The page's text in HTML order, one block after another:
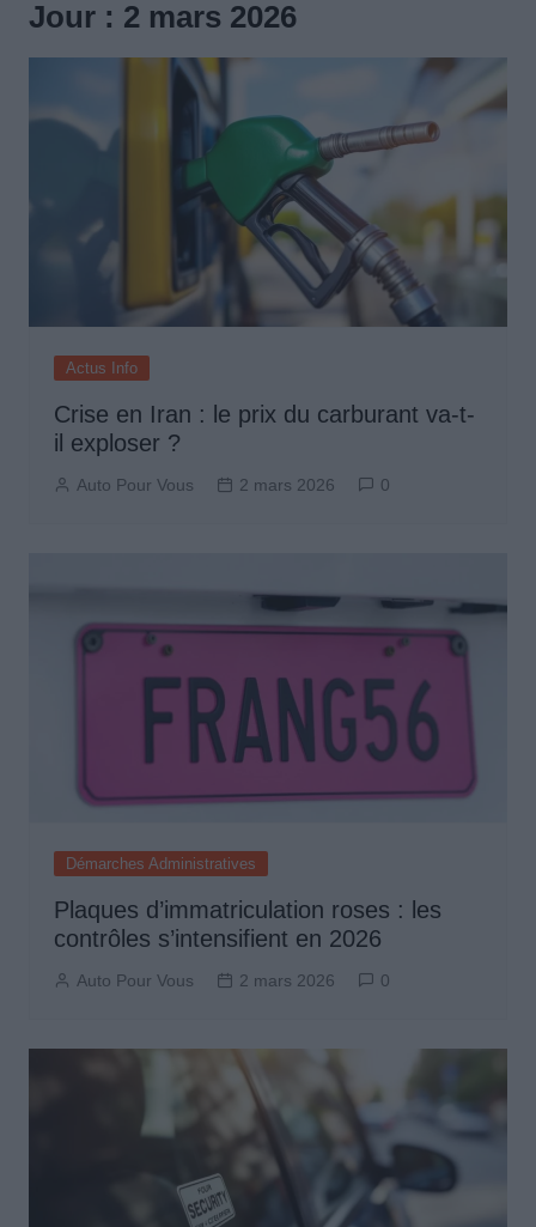
Jour : 2 mars 2026
Actus Info
Crise en Iran : le prix du carburant va-t-
il exploser ?
Auto Pour Vous 2 mars 2026 0
Démarches Administratives
Plaques d’immatriculation roses : les
contrôles s’intensifient en 2026
Auto Pour Vous 2 mars 2026 0